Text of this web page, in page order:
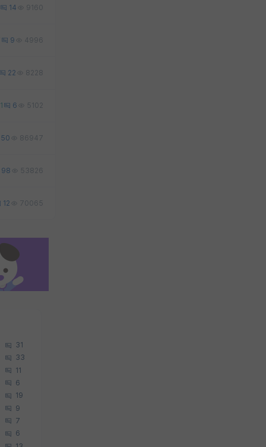
14 9160
9 4996
22 8228
1 6 5102
50 86947
98 53826
12 70065
31
33
11
6
19
9
7
6